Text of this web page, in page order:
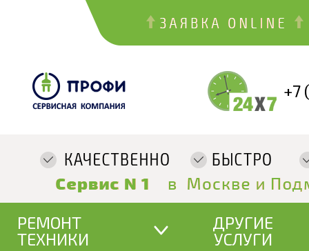
+7
РЕМОНТ
ТЕХНИКИ
ДРУГИЕ
УСЛУГИ